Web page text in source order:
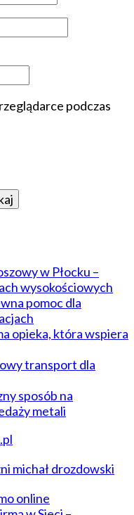
podczas
w Płocku –
wysokościowych
pomoc dla
opieka, która wspiera
transport dla
sposób na
metali